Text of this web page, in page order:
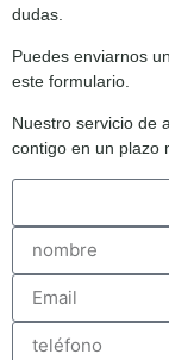
dudas.
Puedes enviarnos
este formulario.
Nuestro servicio de
contigo en un plazo